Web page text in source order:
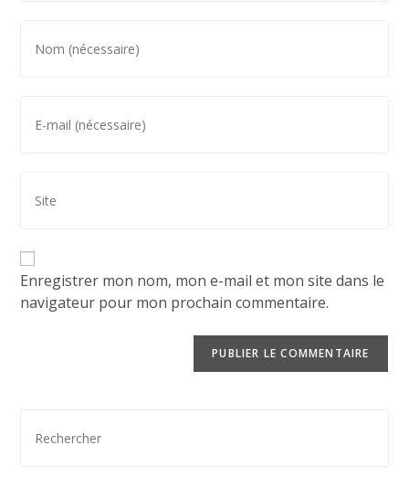
Enregistrer mon nom, mon e-mail et mon site dans le
navigateur pour mon prochain commentaire.